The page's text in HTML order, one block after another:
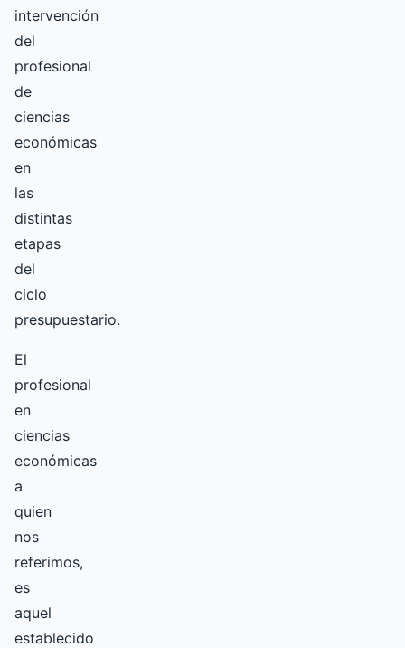
intervención
del
profesional
de
ciencias
económicas
en
las
distintas
etapas
del
ciclo
presupuestario.
El
profesional
en
ciencias
económicas
a
quien
nos
referimos,
es
aquel
establecido